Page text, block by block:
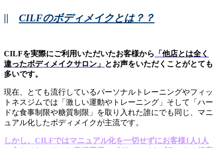
|| CILFのボディメイクとは？？
CILFを実際にご利用いただいたお客様から
「他店とは全く
違ったボディメイクサロン」 とお声をいただくことがとても
多いです。
現在、とても流行しているパーソナルトレーニングやフィッ
トネスジムでは「激しい運動やトレーニング」そして「ハー
ドな食事制限や糖質制限」を取り入れた誰にでも同じ、マニ
ュアル化したボディメイクが主流です。
しかし、CILFではマニュアル化を一切せずにお客様1人1人